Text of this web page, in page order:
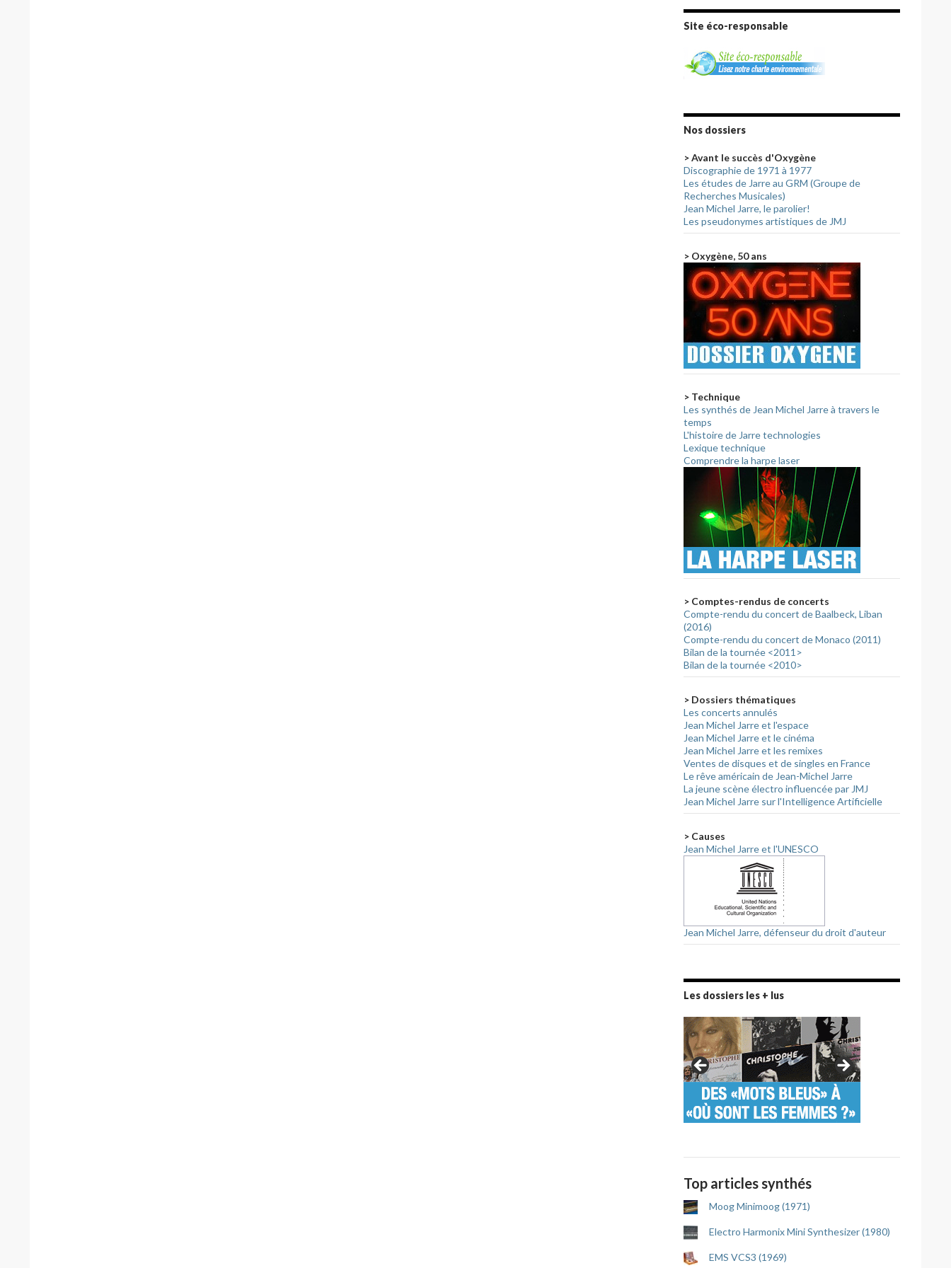
Site éco-responsable
Nos dossiers
> Avant le succès d'Oxygène
Discographie de 1971 à 1977
Les études de Jarre au GRM (Groupe de
Recherches Musicales)
Jean Michel Jarre, le parolier!
Les pseudonymes artistiques de JMJ
> Oxygène, 50 ans
> Technique
Les synthés de Jean Michel Jarre à travers le
temps
L'histoire de Jarre technologies
Lexique technique
Comprendre la harpe laser
> Comptes-rendus de concerts
Compte-rendu du concert de Baalbeck, Liban
(2016)
Compte-rendu du concert de Monaco (2011)
Bilan de la tournée <2011>
Bilan de la tournée <2010>
> Dossiers thématiques
Les concerts annulés
Jean Michel Jarre et l'espace
Jean Michel Jarre et le cinéma
Jean Michel Jarre et les remixes
Ventes de disques et de singles en France
Le rêve américain de Jean-Michel Jarre
La jeune scène électro influencée par JMJ
Jean Michel Jarre sur l'Intelligence Artificielle
> Causes
Jean Michel Jarre et l'UNESCO
Jean Michel Jarre, défenseur du droit d'auteur
Les dossiers les + lus
Top articles synthés
Moog Minimoog (1971)
Electro Harmonix Mini Synthesizer (1980)
EMS VCS3 (1969)